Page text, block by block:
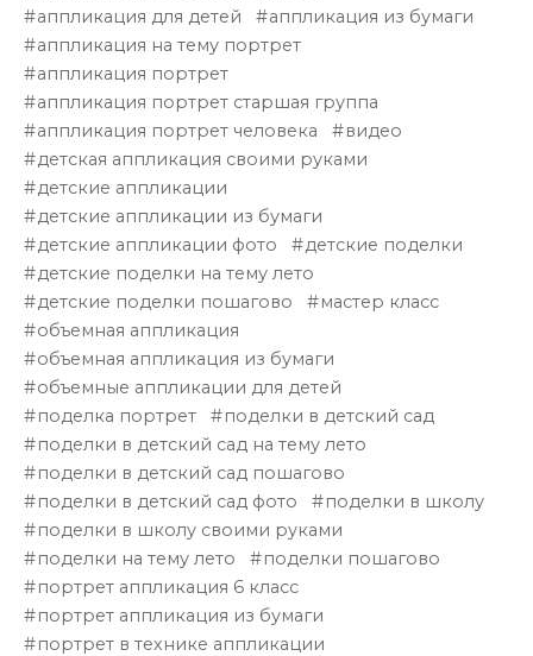
аппликация для детей
аппликация из бумаги
аппликация на тему портрет
аппликация портрет
аппликация портрет старшая группа
аппликация портрет человека
видео
детская аппликация своими руками
детские аппликации
детские аппликации из бумаги
детские аппликации фото
детские поделки
детские поделки на тему лето
детские поделки пошагово
мастер класс
объемная аппликация
объемная аппликация из бумаги
объемные аппликации для детей
поделка портрет
поделки в детский сад
поделки в детский сад на тему лето
поделки в детский сад пошагово
поделки в детский сад фото
поделки в школу
поделки в школу своими руками
поделки на тему лето
поделки пошагово
портрет аппликация 6 класс
портрет аппликация из бумаги
портрет в технике аппликации